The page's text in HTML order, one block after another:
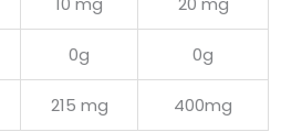
0g 0g
215 mg 400mg